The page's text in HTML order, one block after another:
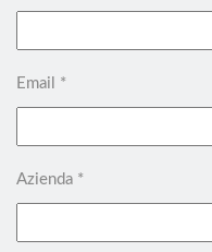
Email *
Azienda *